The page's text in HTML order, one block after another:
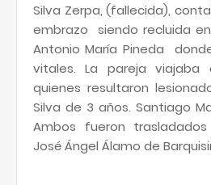
Silva Zerpa, (fallecida),
embrazo
siendo recluida
Antonio María Pineda
vitales. La pareja viajaba
quienes resultaron
Silva de 3 años. Santiago
Ambos fueron
José Ángel Álamo de